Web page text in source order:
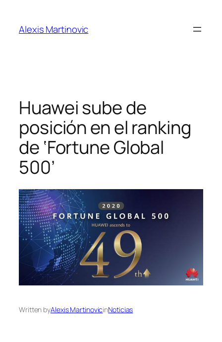
content
Alexis Martinovic
Huawei sube de
posición en el ranking
de ‘Fortune Global
500’
Written byAlexis MartinovicinNoticias